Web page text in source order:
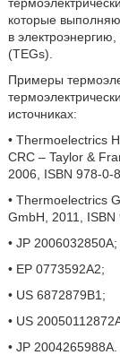
которые
в
(TEGs).
Примеры
источниках:
• Thermoelectrics
CRC – Taylor &
2006, ISBN 978-0-
• Thermoelectrics
GmbH, 2011,
• JP 2006032850A;
• EP 0773592A2;
• US 6872879B1;
• US
• JP 2004265988A.